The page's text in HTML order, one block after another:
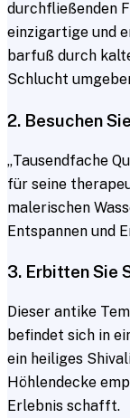
durchfließenden
einzigartige und
barfuß durch
Schlucht
2. Besuchen
„Tausendfache
für seine
malerischen
Entspannen und
3. Erbitten Sie
Dieser antike
befindet sich in
ein heiliges
Höhlendecke
Erlebnis schafft.